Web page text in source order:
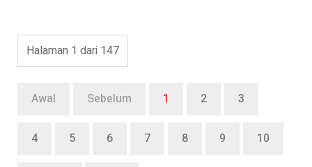
Halaman 1 dari 147
Awal Sebelum 1 2 3
4 5 6 7 8 9 10